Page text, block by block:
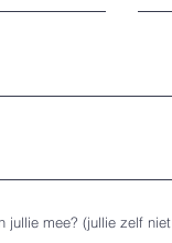
jullie mee? (jullie zelf